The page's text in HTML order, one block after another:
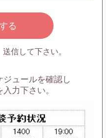
信して下さい。
ュールを確認し
力下さい。